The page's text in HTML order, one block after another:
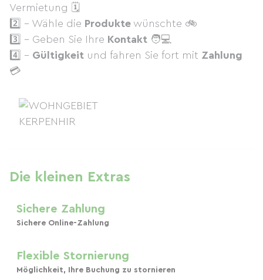
Vermietung 🗓
2️⃣ - Wähle die Produkte wünschte 🚲
3️⃣ - Geben Sie Ihre Kontakt 🧑💻
4️⃣ - Gültigkeit und fahren Sie fort mit Zahlung
💳
Die kleinen Extras
Sichere Zahlung
Sichere Online-Zahlung
Flexible Stornierung
Möglichkeit, Ihre Buchung zu stornieren